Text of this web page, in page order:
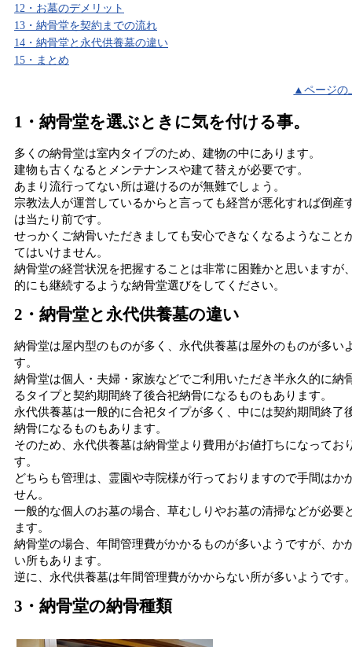
12・お墓のデメリット
13・納骨堂を契約までの流れ
14・納骨堂と永代供養墓の違い
15・まとめ
▲ページの
1・納骨堂を選ぶときに気を付ける事。
多くの納骨堂は室内タイプのため、建物の中にあります。
建物も古くなるとメンテナンスや建て替えが必要です。
あまり流行ってない所は避けるのが無難でしょう。
宗教法人が運営しているからと言っても経営が悪化すれば倒産
は当たり前です。
せっかくご納骨いただきましても安心できなくなるようなこと
てはいけません。
納骨堂の経営状況を把握することは非常に困難かと思いますが
的にも継続するような納骨堂選びをしてください。
2・納骨堂と永代供養墓の違い
納骨堂は屋内型のものが多く、永代供養墓は屋外のものが多い
す。
納骨堂は個人・夫婦・家族などでご利用いただき半永久的に納
るタイプと契約期間終了後合祀納骨になるものもあります。
永代供養墓は一般的に合祀タイプが多く、中には契約期間終了
納骨になるものもあります。
そのため、永代供養墓は納骨堂より費用がお値打ちになってお
す。
どちらも管理は、霊園や寺院様が行っておりますので手間はか
せん。
一般的な個人のお墓の場合、草むしりやお墓の清掃などが必要
ます。
納骨堂の場合、年間管理費がかかるものが多いようですが、か
い所もあります。
逆に、永代供養墓は年間管理費がかからない所が多いようです
3・納骨堂の納骨種類